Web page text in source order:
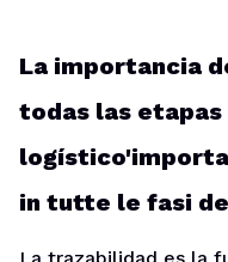
La importancia
todas las
in tutte le fasi